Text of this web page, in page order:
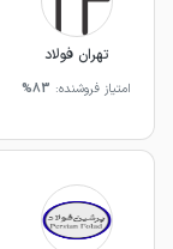
تهران فولاد
امتیاز فروشنده: 83%